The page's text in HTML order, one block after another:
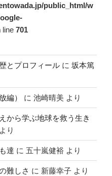
public_html/w
line 701
とプロフィール に 坂本篤
編） に 池崎晴美 より
から学ぶ地球を救う生き
より
達 に 五十嵐健裕 より
難しさ に 新藤幸子 より